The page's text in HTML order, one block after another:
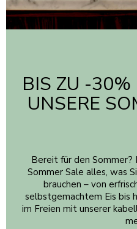
BIS ZU -
UNSERE
Bereit für den Sommer?
Sommer Sale alles, was
brauchen – von
selbstgemachtem Eis bis
im Freien mit unserer